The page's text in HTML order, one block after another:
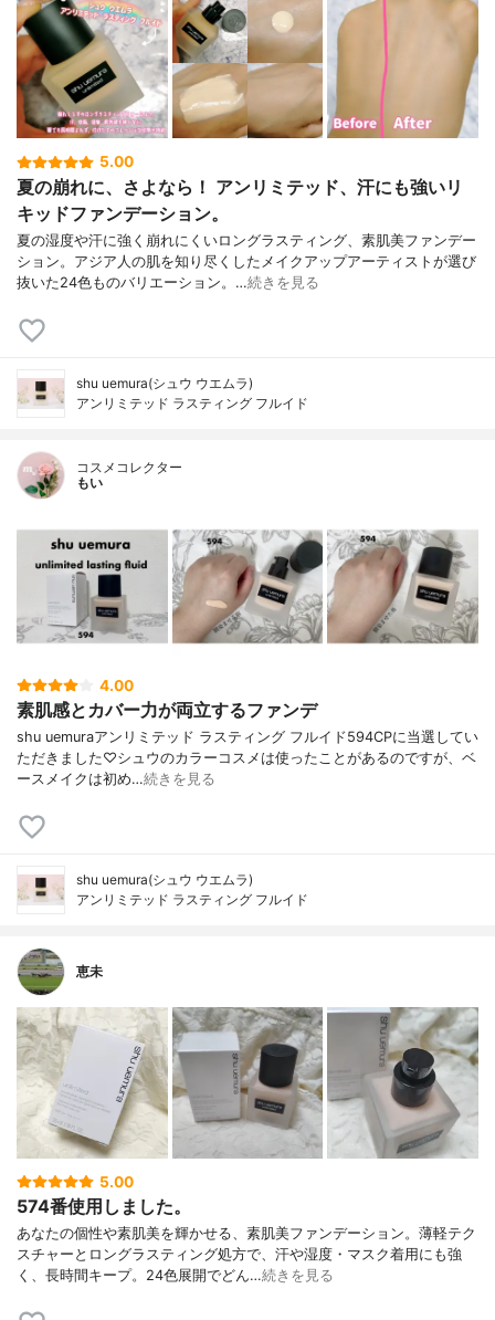
5.00
夏の崩れに、さよなら！ アンリミテッド、汗にも強いリ
キッドファンデーション。
夏の湿度や汗に強く崩れにくいロングラスティング、素肌美ファンデー
ション。アジア人の肌を知り尽くしたメイクアップアーティストが選び
抜いた24色ものバリエーション。…続きを見る
shu uemura(シュウ ウエムラ)
アンリミテッド ラスティング フルイド
コスメコレクター
もい
4.00
素肌感とカバー力が両立するファンデ
shu uemuraアンリミテッド ラスティング フルイド594CPに当選してい
ただきました♡シュウのカラーコスメは使ったことがあるのですが、ベ
ースメイクは初め…続きを見る
shu uemura(シュウ ウエムラ)
アンリミテッド ラスティング フルイド
恵未
5.00
574番使用しました。
あなたの個性や素肌美を輝かせる、素肌美ファンデーション。薄軽テク
スチャーとロングラスティング処方で、汗や湿度・マスク着用にも強
く、長時間キープ。24色展開でどん…続きを見る